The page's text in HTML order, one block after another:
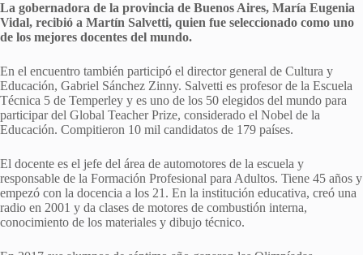
La gobernadora de la provincia de Buenos Aires, María Eugenia
Vidal, recibió a Martín Salvetti, quien fue seleccionado como uno
de los mejores docentes del mundo.
En el encuentro también participó el director general de Cultura y
Educación, Gabriel Sánchez Zinny. Salvetti es profesor de la Escuela
Técnica 5 de Temperley y es uno de los 50 elegidos del mundo para
participar del Global Teacher Prize, considerado el Nobel de la
Educación. Compitieron 10 mil candidatos de 179 países.
El docente es el jefe del área de automotores de la escuela y
responsable de la Formación Profesional para Adultos. Tiene 45 años y
empezó con la docencia a los 21. En la institución educativa, creó una
radio en 2001 y da clases de motores de combustión interna,
conocimiento de los materiales y dibujo técnico.